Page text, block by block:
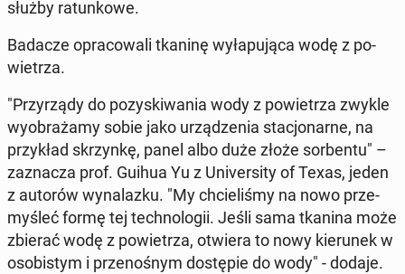
służby ra­tun­ko­we.
Badacze opra­co­wa­li tkaninę wy­ła­pu­ją­ca wodę z po­
wie­trza.
"Przy­rzą­dy do po­zy­ski­wa­nia wody z po­wie­trza zwykle
wy­obra­ża­my sobie jako urzą­dze­nia sta­cjo­nar­ne, na
przy­kład skrzyn­kę, panel albo duże złoże sor­ben­tu" –
za­zna­cza prof. Guihua Yu z Uni­ver­si­ty of Texas, jeden
z autorów wy­na­laz­ku. "My chcie­li­śmy na nowo prze­
my­śleć formę tej tech­no­lo­gii. Jeśli sama tkanina może
zbierać wodę z po­wie­trza, otwiera to nowy kie­ru­nek w
oso­bi­stym i prze­no­śnym do­stę­pie do wody" - dodaje.